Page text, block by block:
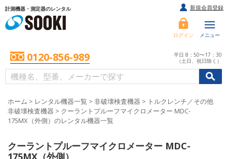
計測機器・測定器のレンタル
ログイン メニュー
0120-856-989
平日 8：50〜17：30
（土日、祝日除く）
//
新規会員登録
ホーム > レンタル機器一覧 > 非破壊検査機器 > トルクレンチ／その他
非破壊検査機器 > クーラントプルーフマイクロメーター MDC-
175MX（外側）のレンタル機器一覧
クーラントプルーフマイクロメーター MDC-
175MX（外側）